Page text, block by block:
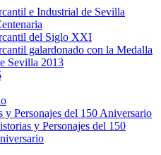
e Industrial de Sevilla
del Siglo XXI
galardonado con la Medalla
Sevilla 2013
y Personajes del 150 Aniversario
y Personajes del 150